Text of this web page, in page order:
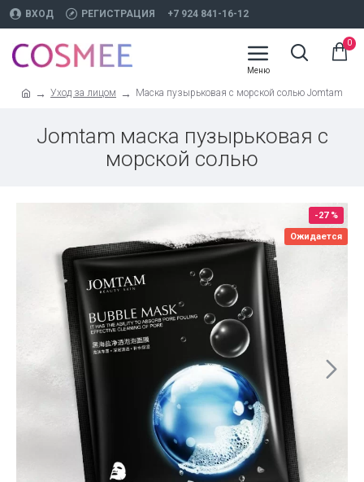
ВХОД РЕГИСТРАЦИЯ +7 924 841-16-12
0
Уход за лицом Маска пузырьковая с морской солью Jomtam
Jomtam маска пузырьковая с
морской солью
-27 %
Ожидается